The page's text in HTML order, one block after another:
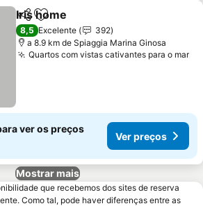
PartilharAdicionar aos favoritos
Iris home
8,5 Excelente
392
a 8.9 km de Spiaggia Marina Ginosa
Quartos com vistas cativantes para o mar
ver os preços
Ver preços
Mostrar mais
que recebemos dos sites de reserva
Como tal, pode haver diferenças entre as